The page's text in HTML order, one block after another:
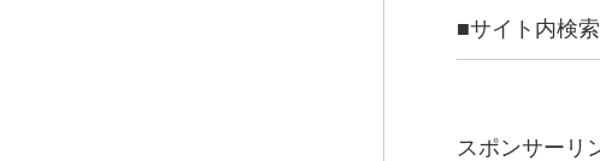
■サイト内検索
スポンサーリ